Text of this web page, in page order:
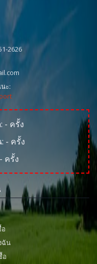
2626
ะ:
- ครั้ง
- ครั้ง
- ครั้ง
ฉัน
อ